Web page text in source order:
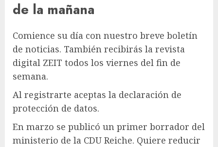
de la mañana
Comience su día con nuestro breve boletín
de noticias. También recibirás la revista
digital ZEIT todos los viernes del fin de
semana.
Al registrarte aceptas la declaración de
protección de datos.
En marzo se publicó un primer borrador del
ministerio de la CDU Reiche. Quiere reducir